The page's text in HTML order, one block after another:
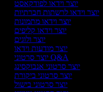
יוצר וידאו לפודקאסט
יוצר וידאו לרשתות חברתיות
יוצר וידאו מתמונות
יוצר וידאו קליפים
יוצר ולוגים
יוצר מודעות וידאו
יוצר סרטוני Q&A
יוצר סרטוני אנבוקסינג
יוצר סרטוני ביקורת
יוצר סרטוני בישול